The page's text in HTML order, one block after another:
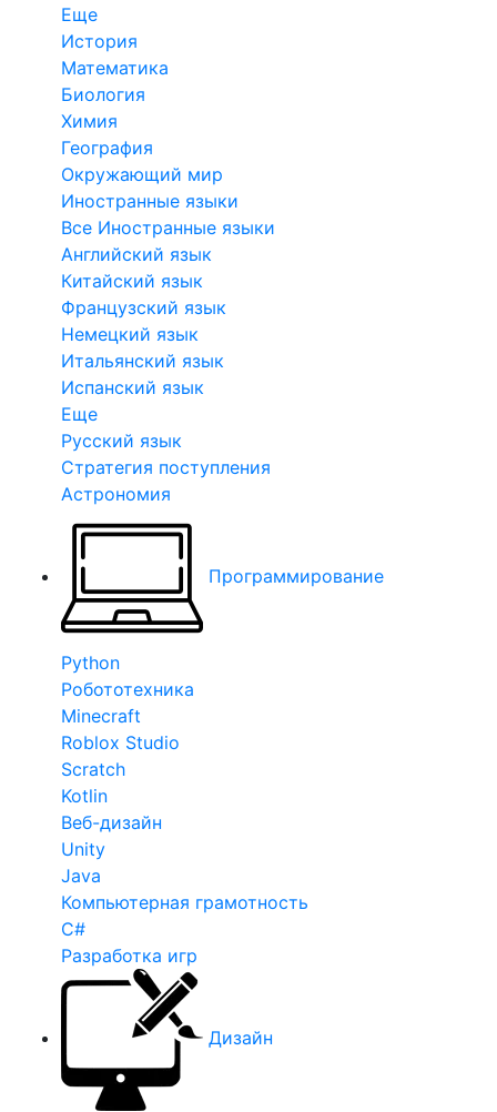
Еще
История
Математика
Биология
Химия
География
Окружающий мир
Иностранные языки
Все Иностранные языки
Английский язык
Китайский язык
Французский язык
Немецкий язык
Итальянский язык
Испанский язык
Еще
Русский язык
Стратегия поступления
Астрономия
Программирование
Python
Робототехника
Minecraft
Roblox Studio
Scratch
Kotlin
Веб-дизайн
Unity
Java
Компьютерная грамотность
C#
Разработка игр
Дизайн